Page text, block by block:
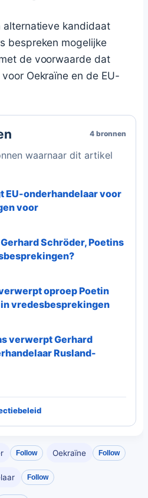
alternatieve kandidaat
bespreken mogelijke
de voorwaarde dat
Oekraïne en de EU-
4 bronnen
waarnaar dit artikel
EU-onderhandelaar voor
voor
Schröder, Poetins
oproep Poetin
vredesbesprekingen
verwerpt Gerhard
Rusland-
Follow Oekraïne Follow
Follow